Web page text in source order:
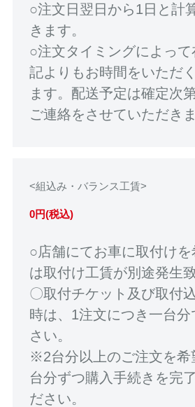
○注文日翌日から1日と計
きます。
○注文タイミングによっ
記よりもお時間をいただ
ます。配送予定は確定次
ご連絡をさせていただきま
<組込み・バランス工賃>
0円(税込)
○店舗にてお車に取付けを
は取付け工賃が別途発生
〇取付チケット及び取付
時は、1注文につき一台
さい。
※2台分以上のご注文を希
台分ずつ購入手続きを完
ださい。